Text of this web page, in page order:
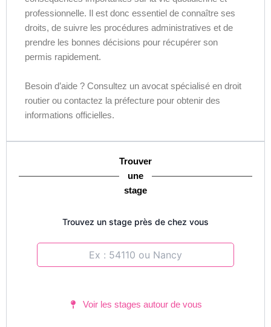
professionnelle. Il est donc essentiel de connaître ses
droits, de suivre les procédures administratives et de
prendre les bonnes décisions pour récupérer son
permis rapidement.
Besoin d’aide ? Consultez un avocat spécialisé en droit
routier ou contactez la préfecture pour obtenir des
informations officielles.
Trouver
une
stage
Trouvez un stage près de chez vous
Voir les stages autour de vous